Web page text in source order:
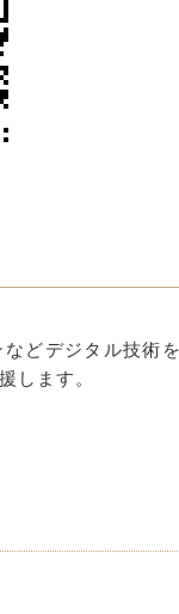
どデジタル技術
します。